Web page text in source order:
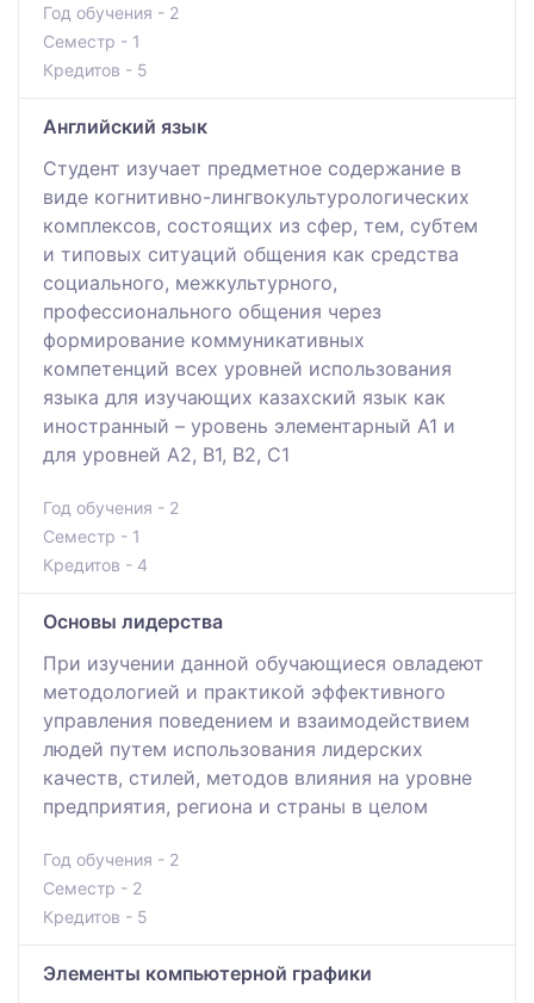
Год обучения - 2
Семестр - 1
Кредитов - 5
Английский язык
Студент изучает предметное содержание в
виде когнитивно-лингвокультурологических
комплексов, состоящих из сфер, тем, субтем
и типовых ситуаций общения как средства
социального, межкультурного,
профессионального общения через
формирование коммуникативных
компетенций всех уровней использования
языка для изучающих казахский язык как
иностранный – уровень элементарный А1 и
для уровней А2, В1, В2, С1
Год обучения - 2
Семестр - 1
Кредитов - 4
Основы лидерства
При изучении данной обучающиеся овладеют
методологией и практикой эффективного
управления поведением и взаимодействием
людей путем использования лидерских
качеств, стилей, методов влияния на уровне
предприятия, региона и страны в целом
Год обучения - 2
Семестр - 2
Кредитов - 5
Элементы компьютерной графики